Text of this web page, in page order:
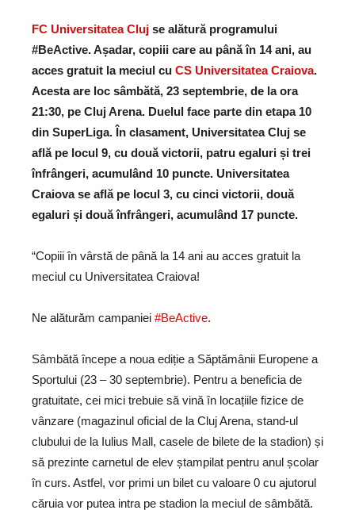
FC Universitatea Cluj se alătură programului
#BeActive. Așadar, copiii care au până în 14 ani, au
acces gratuit la meciul cu CS Universitatea Craiova.
Acesta are loc sâmbătă, 23 septembrie, de la ora
21:30, pe Cluj Arena. Duelul face parte din etapa 10
din SuperLiga. În clasament, Universitatea Cluj se
află pe locul 9, cu două victorii, patru egaluri și trei
înfrângeri, acumulând 10 puncte. Universitatea
Craiova se află pe locul 3, cu cinci victorii, două
egaluri și două înfrângeri, acumulând 17 puncte.
“Copiii în vârstă de până la 14 ani au acces gratuit la
meciul cu Universitatea Craiova!
Ne alăturăm campaniei #BeActive.
Sâmbătă începe a noua ediție a Săptămânii Europene a
Sportului (23 – 30 septembrie). Pentru a beneficia de
gratuitate, cei mici trebuie să vină în locațiile fizice de
vânzare (magazinul oficial de la Cluj Arena, stand-ul
clubului de la Iulius Mall, casele de bilete de la stadion) și
să prezinte carnetul de elev ștampilat pentru anul școlar
în curs. Astfel, vor primi un bilet cu valoare 0 cu ajutorul
căruia vor putea intra pe stadion la meciul de sâmbătă.